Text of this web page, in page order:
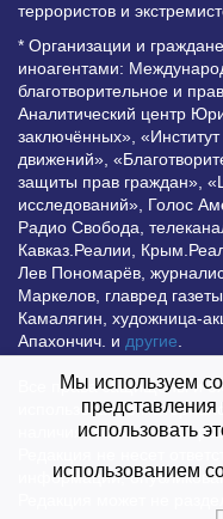
террористов и
* Организации и
иноагентами:
благотворительное и
Аналитический центр
заключённых»,
движений»,
защиты прав граждан»,
исследований», Голос
Радио Свобода,
Кавказ.Реалии,
Лев Пономарёв,
Маркелов, главред
Камалягин, художница-
Апахончич. и другие.
Все права защищены и
использование
наличия активной
Редакция не несет
информации,
Мы используем
использовать
использованием